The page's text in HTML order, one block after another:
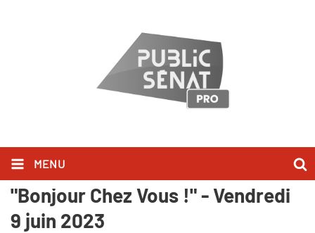
MENU
Alexis Corbière l'a dit dans
"Bonjour Chez Vous !" - Vendredi
9 juin 2023